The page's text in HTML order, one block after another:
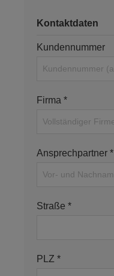
Kontaktdaten
Kundennummer
Firma *
Ansprechpartner *
Straße *
PLZ *